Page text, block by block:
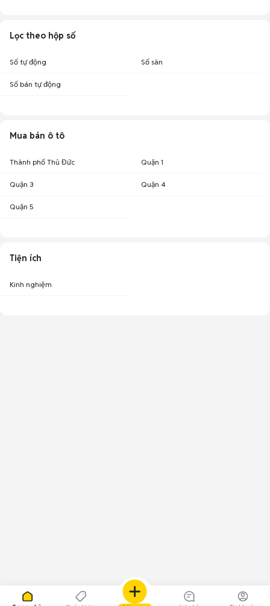
Lọc theo hộp số
Số tự động Số sàn
Số bán tự động
Mua bán ô tô
Thành phố Thủ Đức Quận 1
Quận 3 Quận 4
Quận 5
Tiện ích
Kinh nghiệm